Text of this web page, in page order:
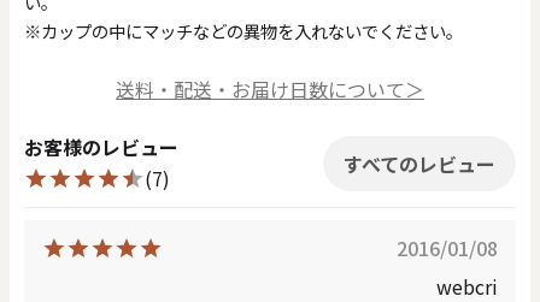
※カップの中にマッチなどの異物を入れないでください。
送料・配送・お届け日数について＞
お客様のレビュー
(7)
すべてのレビュー
2016/01/08
webcri